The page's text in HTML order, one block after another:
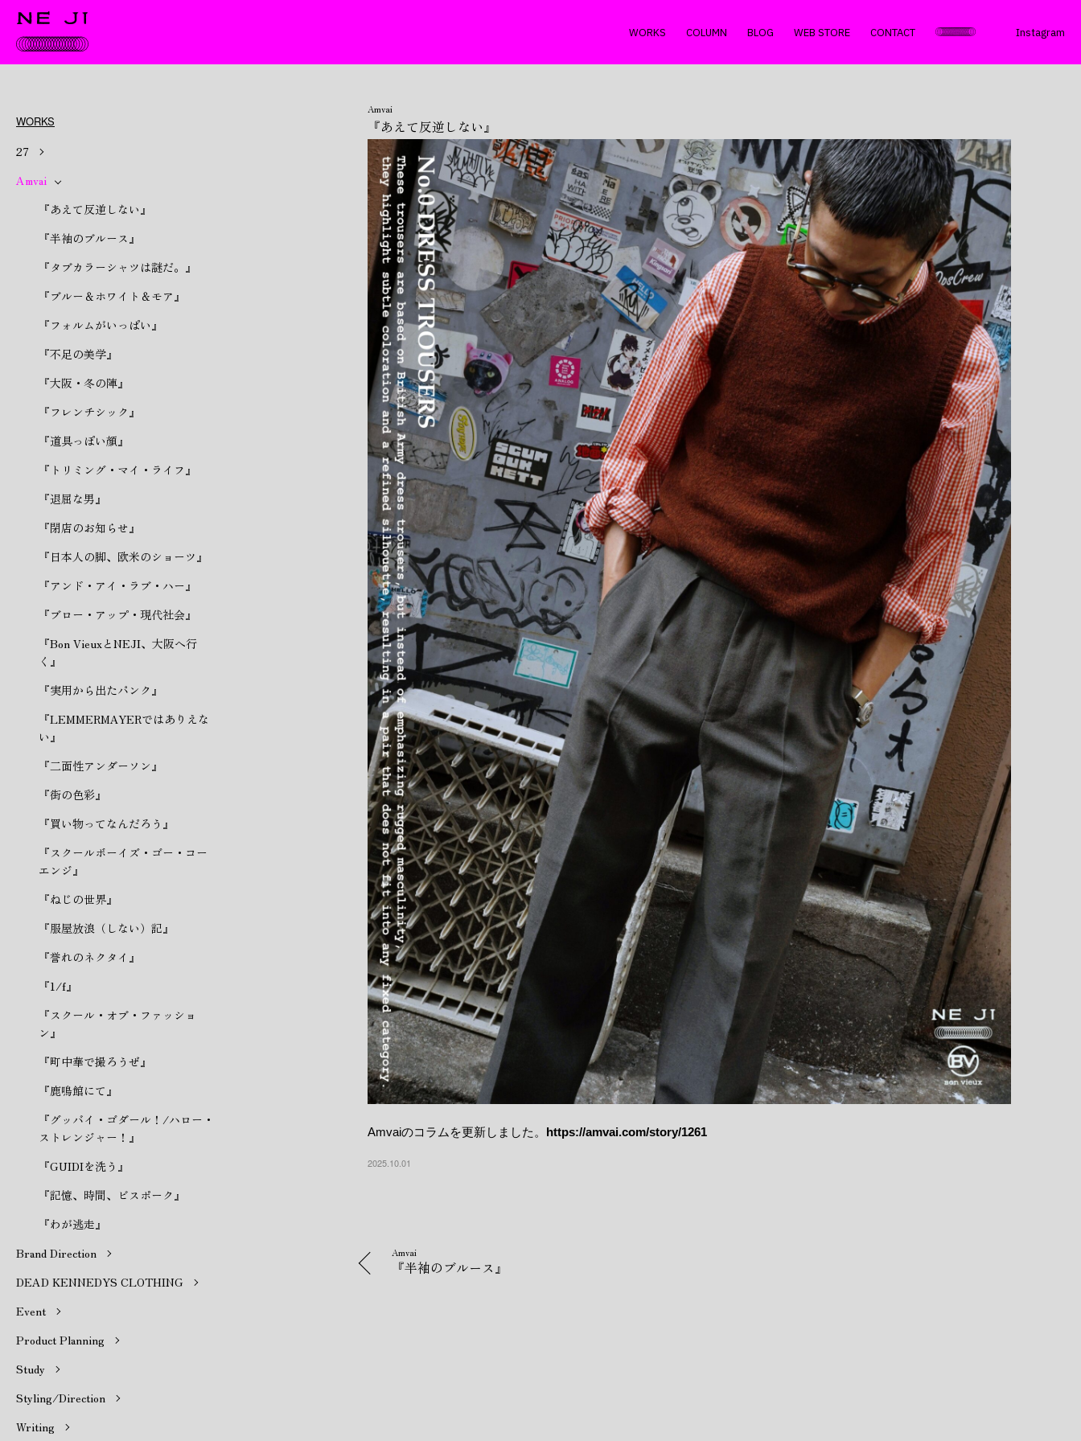
WORKS COLUMN BLOG WEB STORE CONTACT Instagram
WORKS
27
Amvai
『あえて反逆しない』
『半袖のブルース』
『タブカラーシャツは謎だ。』
『ブルー＆ホワイト＆モア』
『フォルムがいっぱい』
『不足の美学』
『大阪・冬の陣』
『フレンチシック』
『道具っぽい顔』
『トリミング・マイ・ライフ』
『退屈な男』
『閉店のお知らせ』
『日本人の脚、欧米のショーツ』
『アンド・アイ・ラブ・ハー』
『ブロー・アップ・現代社会』
『Bon VieuxとNEJI、大阪へ行
く』
『実用から出たパンク』
『LEMMERMAYERではありえな
い』
『二面性アンダーソン』
『街の色彩』
『買い物ってなんだろう』
『スクールボーイズ・ゴー・コー
エンジ』
『ねじの世界』
『服屋放浪（しない）記』
『誉れのネクタイ』
『1/f』
『スクール・オブ・ファッショ
ン』
『町中華で撮ろうぜ』
『鹿鳴館にて』
『グッバイ・ゴダール！/ハロー・
ストレンジャー！』
『GUIDIを洗う』
『記憶、時間、ビスポーク』
『わが逃走』
Brand Direction
DEAD KENNEDYS CLOTHING
Event
Product Planning
Study
Styling/Direction
Writing
Amvai
『あえて反逆しない』
Amvaiのコラムを更新しました。 https://amvai.com/story/1261
2025.10.01
Amvai
『半袖のブルース』